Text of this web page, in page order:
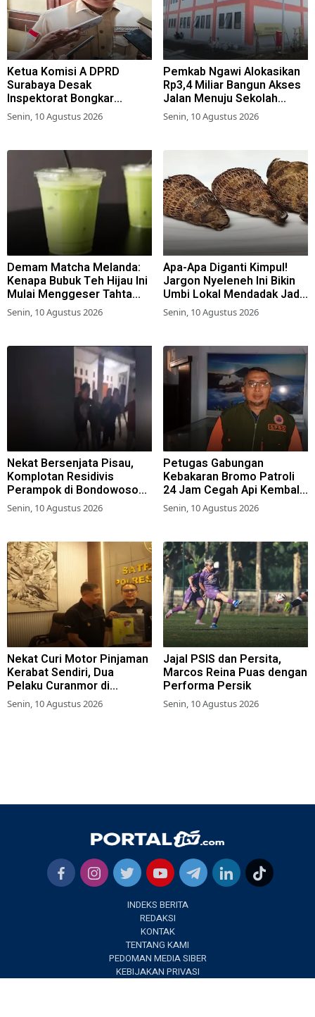
Ketua Komisi A DPRD
Surabaya Desak
Inspektorat Bongkar
Jaringan Penipuan Loker
Pemkot
Senin, 10 Agustus 2026
Pemkab Ngawi Alokasikan
Rp3,4 Miliar Bangun Akses
Jalan Menuju Sekolah
Rakyat Terintegrasi
Senin, 10 Agustus 2026
Demam Matcha Melanda:
Kenapa Bubuk Teh Hijau Ini
Mulai Menggeser Tahta
Kopi?
Senin, 10 Agustus 2026
Apa-Apa Diganti Kimpul!
Jargon Nyeleneh Ini Bikin
Umbi Lokal Mendadak Jadi
Bintang Medsos
Senin, 10 Agustus 2026
Nekat Bersenjata Pisau,
Komplotan Residivis
Perampok di Bondowoso
Gasak Emas dan HP Milik
Korban
Senin, 10 Agustus 2026
Petugas Gabungan
Kebakaran Bromo Patroli
24 Jam Cegah Api Kembali
Merembet
Senin, 10 Agustus 2026
Nekat Curi Motor Pinjaman
Kerabat Sendiri, Dua
Pelaku Curanmor di
Sampang Diringkus Polisi
Senin, 10 Agustus 2026
Jajal PSIS dan Persita,
Marcos Reina Puas dengan
Performa Persik
Senin, 10 Agustus 2026
INDEKS BERITA
REDAKSI
KONTAK
TENTANG KAMI
PEDOMAN MEDIA SIBER
KEBIJAKAN PRIVASI